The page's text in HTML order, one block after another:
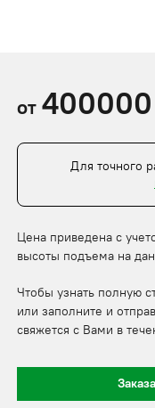
от 400000
Для точного
Цена приведена с
высоты подъема на
Чтобы узнать полную
или заполните и
свяжется с Вами в